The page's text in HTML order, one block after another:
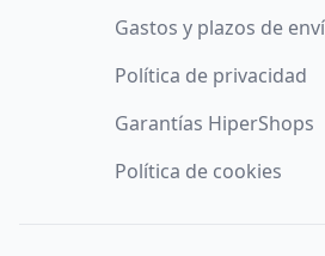
Gastos y plazos de
Política de privacidad
Garantías HiperShops
Política de cookies
Utilizamos cookies propias y de
publicitarios. Puede aceptar todas las